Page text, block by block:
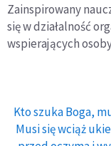
Zainspirowany
się w działalność
wspierających
Kto szuka Boga,
Musi się wciąż